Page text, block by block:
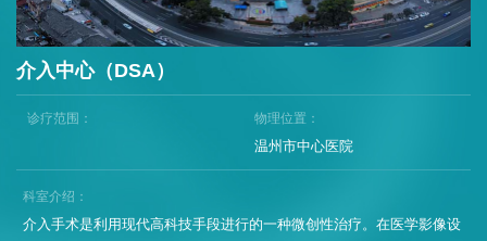
介入中心（DSA）
诊疗范围： 物理位置：
温州市中心医院
科室介绍：
介入手术是利用现代高科技手段进行的一种微创性治疗。在医学影像设